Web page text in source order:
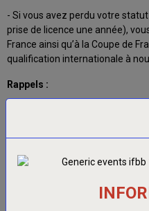
- Si vous avez perdu votre
prise de licence une année),
France ainsi qu’à la Coupe de
qualification internationale à
Rappels :
l’application whatsapp afin de
informations et la mise en
place de groupes dédiés pour
nous vous demandons de